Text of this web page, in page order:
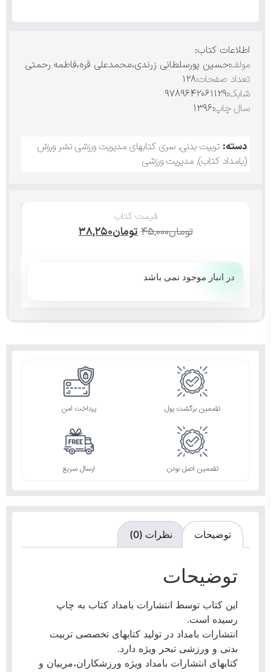
اطلاعات کتاب:
مولف:حسین پورسلطانی زرندی،محمدعلی قره،فاطمه رحمتی
تعداد صفحات:۱۲۸
شابک:۹۷۸۹۶۴۲۰۶۱۱۲۹
سال چاپ:۱۳۹۶
دسته: تربیت بدنی, سری کتابهای مدیریت ورزشی نشر ورزش
(بامداد کتاب), مدیریت ورزشی
قیمت کتاب
تومان۴۵,۰۰۰تومان۳۸,۲۵۰
در انبار موجود نمی باشد
تضمین برگشت پول پرداخت امن
تضمین اصل بودن ارسال سریع
توضیحات نظرات (0)
توضیحات
این کتاب توسط انتشارات بامداد کتاب به چاپ
رسیده است.
انتشارات بامداد در تولید کتابهای تخصصی تربیت
بدنی و ورزشی تبحر ویژه دارد.
کتابهای انتشارات بامداد ویژه ورزشکاران،مربیان و